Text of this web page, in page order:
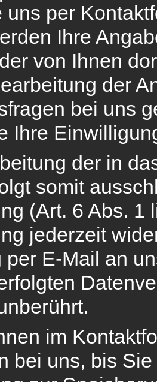
uns per
Ihre
von Ihnen
der
bei uns
Ihre
der in
somit
(Art. 6 Abs. 1
jederzeit
per E-Mail an
im
bei uns, bis